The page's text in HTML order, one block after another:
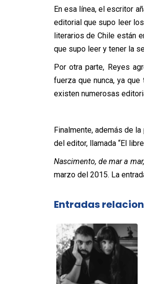
En esa línea, el escritor
editorial que supo leer
literarios de Chile están
que supo leer y tener la
Por otra parte, Reyes
fuerza que nunca, ya
existen numerosas
Finalmente, además de
del editor, llamada “El
Nascimento, de mar a
marzo del 2015. La
Entradas